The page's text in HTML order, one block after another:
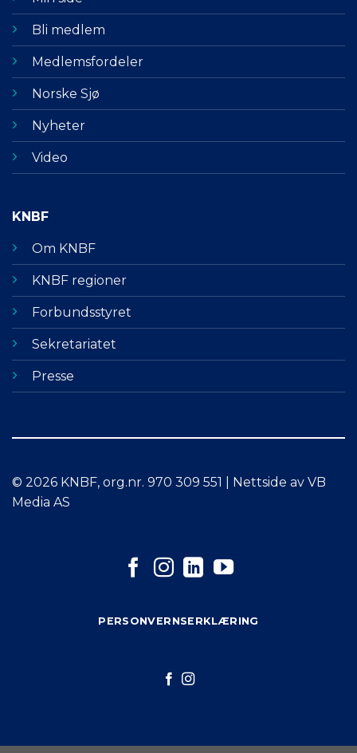
Bli medlem
Medlemsfordeler
Norske Sjø
Nyheter
Video
KNBF
Om KNBF
KNBF regioner
Forbundsstyret
Sekretariatet
Presse
© 2026 KNBF, org.nr. 970 309 551 | Nettside av VB
Media AS
PERSONVERNSERKLÆRING